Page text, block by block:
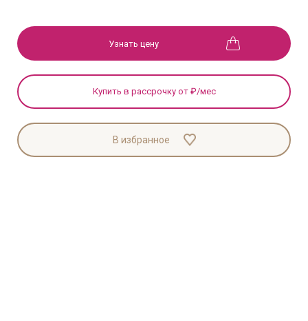
Узнать цену
Купить в рассрочку от ₽/мес
В избранное